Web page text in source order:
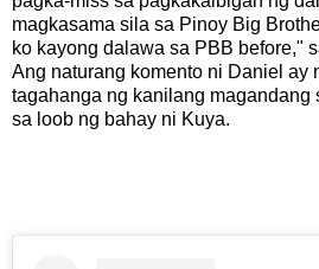
magkasama sila sa Pinoy Big
ko kayong dalawa sa PBB before,"
Ang naturang komento ni Daniel ay
tagahanga ng kanilang magandang
sa loob ng bahay ni Kuya.